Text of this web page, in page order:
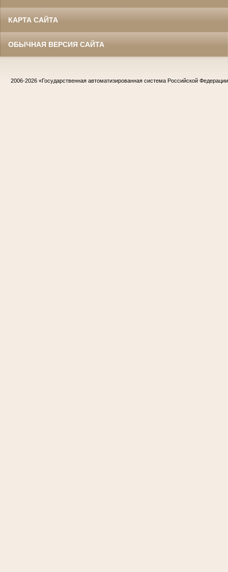
КАРТА САЙТА
ОБЫЧНАЯ ВЕРСИЯ САЙТА
2006-2026 «Государственная автоматизированная система Российской